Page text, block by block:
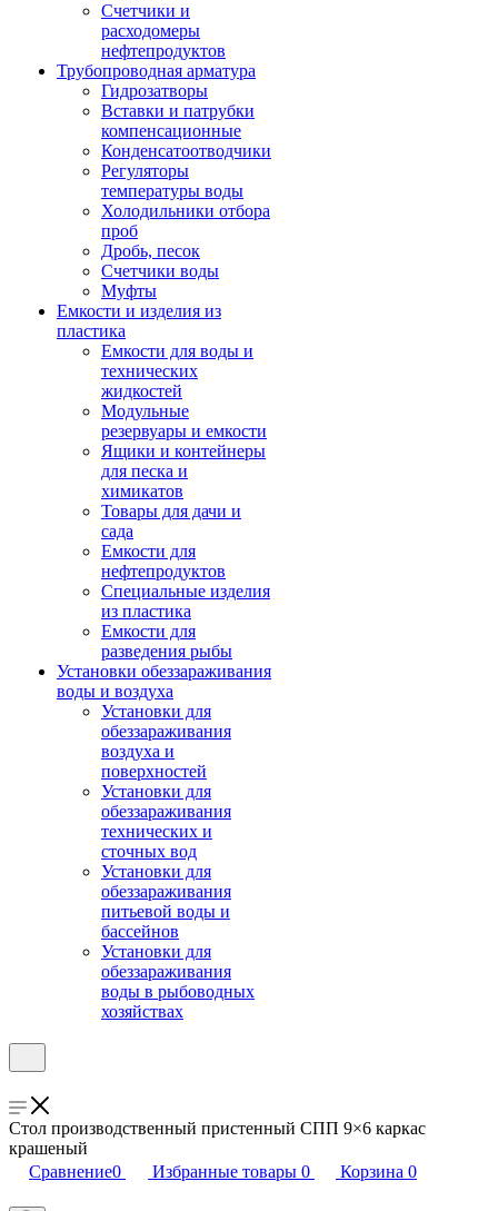
Счетчики и
расходомеры
нефтепродуктов
Трубопроводная арматура
Гидрозатворы
Вставки и патрубки
компенсационные
Конденсатоотводчики
Регуляторы
температуры воды
Холодильники отбора
проб
Дробь, песок
Счетчики воды
Муфты
Емкости и изделия из
пластика
Емкости для воды и
технических
жидкостей
Модульные
резервуары и емкости
Ящики и контейнеры
для песка и
химикатов
Товары для дачи и
сада
Емкости для
нефтепродуктов
Специальные изделия
из пластика
Емкости для
разведения рыбы
Установки обеззараживания
воды и воздуха
Установки для
обеззараживания
воздуха и
поверхностей
Установки для
обеззараживания
технических и
сточных вод
Установки для
обеззараживания
питьевой воды и
бассейнов
Установки для
обеззараживания
воды в рыбоводных
хозяйствах
Стол производственный пристенный СПП 9×6 каркас
крашеный
Сравнение0 Избранные товары 0 Корзина 0